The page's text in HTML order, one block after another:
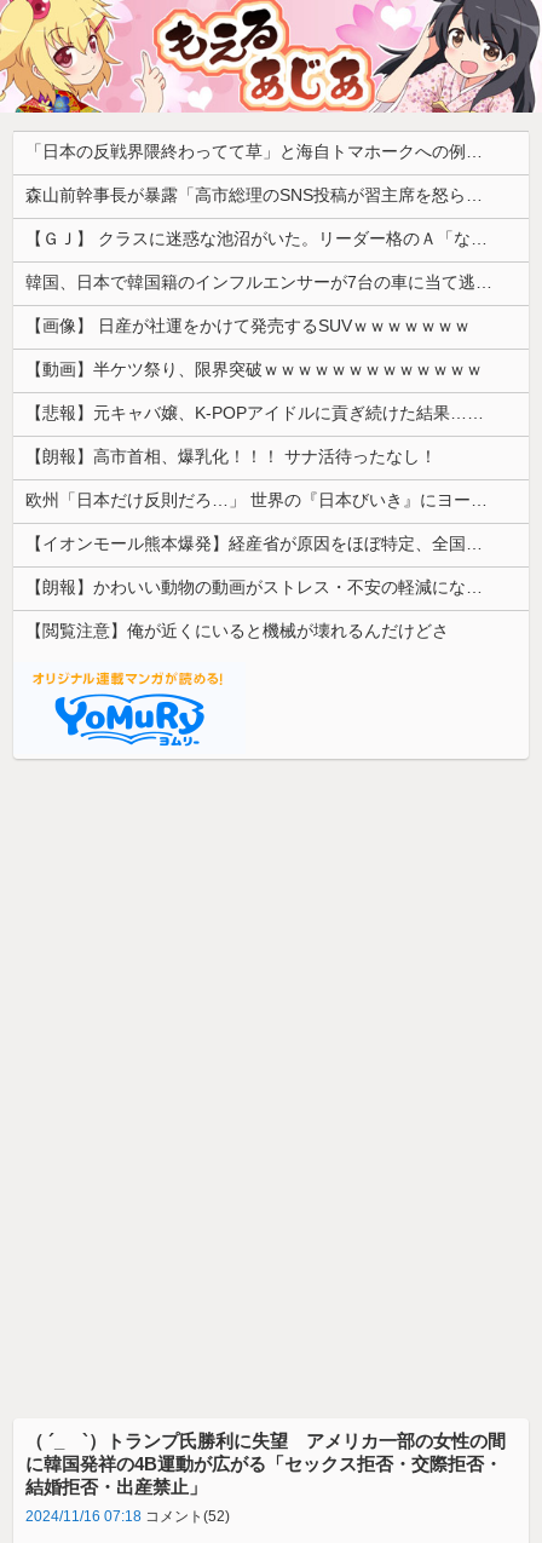
「日本の反戦界隈終わってて草」と海自トマホークへの例の界隈の反応が話題に、今になって存在に気付いてしまった結果……
森山前幹事長が暴露「高市総理のSNS投稿が習主席を怒らせた」 「その投稿が中国側（習近平主席）を怒らせ、日中関係をこじらせる大きなきっかけになった」
【ＧＪ】 クラスに迷惑な池沼がいた。リーダー格のＡ「なんで支援学級に入れないんですか？」先生「背の高い低いと同じで、これも個性なの！差別は...
韓国、日本で韓国籍のインフルエンサーが7台の車に当て逃げして逮捕されたのに「また日本は嫌韓しようとしている」と決めつけて責任転嫁
【画像】 日産が社運をかけて発売するSUVｗｗｗｗｗｗｗ
【動画】半ケツ祭り、限界突破ｗｗｗｗｗｗｗｗｗｗｗｗｗ
【悲報】元キャバ嬢、K-POPアイドルに貢ぎ続けた結果……
【朗報】高市首相、爆乳化！！！ サナ活待ったなし！
欧州「日本だけ反則だろ…」 世界の『日本びいき』にヨーロッパ全土から不満の声
【イオンモール熊本爆発】経産省が原因をほぼ特定、全国の大規模施設でガス供給設備の点検要請にまで発展する事態に・・・
【朗報】かわいい動物の動画がストレス・不安の軽減になる可能性。英大学の研究で実証
【閲覧注意】俺が近くにいると機械が壊れるんだけどさ
（ ´_ゝ`）トランプ氏勝利に失望 アメリカ一部の女性の間
に韓国発祥の4B運動が広がる「セックス拒否・交際拒否・
結婚拒否・出産禁止」
2024/11/16 07:18 コメント(52)